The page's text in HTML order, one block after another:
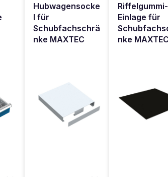
Hubwagensocke
l für
Schubfachschrä
nke MAXTEC
Riffelgummi-
Einlage für
nke MAXTEC